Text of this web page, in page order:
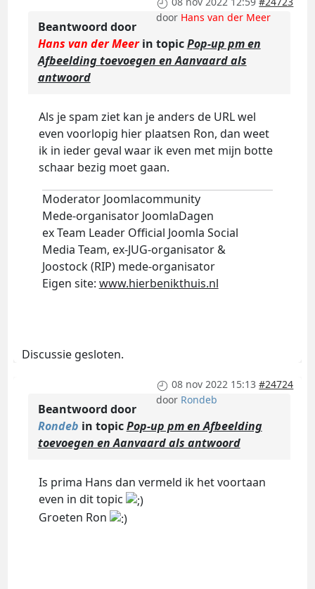
door Hans van der Meer
Beantwoord door
Hans van der Meerin topicPop-up pm en
Afbeelding toevoegen en Aanvaard als
antwoord
Als je spam ziet kan je anders de URL wel
even voorlopig hier plaatsen Ron, dan weet
ik in ieder geval waar ik even met mijn botte
schaar bezig moet gaan.
Moderator Joomlacommunity
Mede-organisator JoomlaDagen
ex Team Leader Official Joomla Social
Media Team, ex-JUG-organisator &
Joostock (RIP) mede-organisator
Eigen site: www.hierbenikthuis.nl
Discussie gesloten.
08 nov 2022 15:13 #24724
door Rondeb
Beantwoord door
Rondeb in topicPop-up pm en Afbeelding
toevoegen en Aanvaard als antwoord
Is prima Hans dan vermeld ik het voortaan
even in dit topic
Groeten Ron